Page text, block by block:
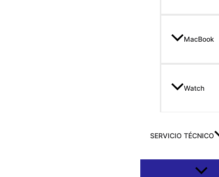
MacBook
Watch
SERVICIO TÉCNICO